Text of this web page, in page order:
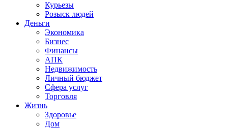
Курьезы
Розыск людей
Деньги
Экономика
Бизнес
Финансы
АПК
Недвижимость
Личный бюджет
Сфера услуг
Торговля
Жизнь
Здоровье
Дом